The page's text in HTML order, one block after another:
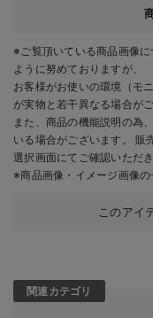
※ご覧頂いている商品画像
ように努めておりますが、
お客様がお使いの環境（モ
が実物と若干異なる場合が
また、商品の機能説明の為
いる場合がございます。 販
選択画面にてご確認いただ
※商品画像・イメージ画像
このアイ
関連カテゴリ